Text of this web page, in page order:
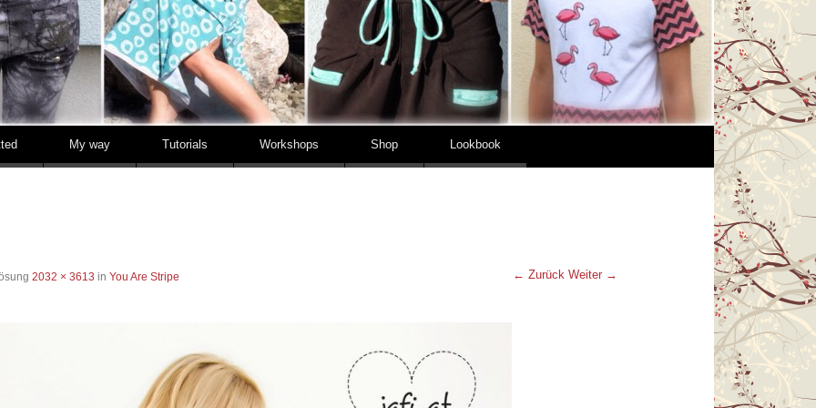
My way Tutorials Workshops Shop Lookbook
2032 × 3613 inYou Are Stripe ← Zurück Weiter →